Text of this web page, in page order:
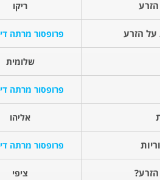
ריקו
הזרע פרופסור מרתה
שלומית
פרופסור מרתה
אליהו
פרופסור מרתה
ציפי